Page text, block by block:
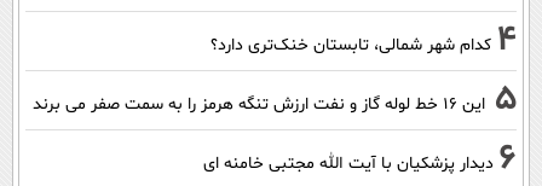
4 کدام شهر شمالی، تابستان خنک‌تری دارد؟
5 این 16 خط لوله گاز و نفت ارزش تنگه هرمز را به سمت صفر می برند
6 دیدار پزشکیان با آیت الله مجتبی خامنه ای